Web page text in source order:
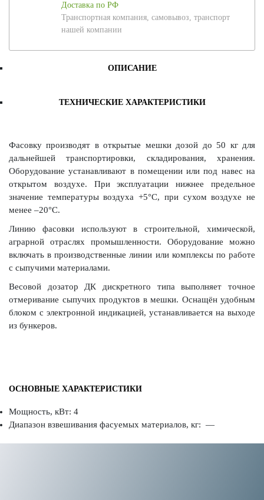
Доставка по РФ
Транспортная компания, самовывоз, транспорт
нашей компании
ОПИСАНИЕ
ТЕХНИЧЕСКИЕ ХАРАКТЕРИСТИКИ
Фасовку производят в открытые мешки дозой до 50 кг для
дальнейшей транспортировки, складирования, хранения.
Оборудование устанавливают в помещении или под навес на
открытом воздухе. При эксплуатации нижнее предельное
значение температуры воздуха +5°С, при сухом воздухе не
менее –20°С.
Линию фасовки используют в строительной, химической,
аграрной отраслях промышленности. Оборудование можно
включать в производственные линии или комплексы по работе
с сыпучими материалами.
Весовой дозатор ДК дискретного типа выполняет точное
отмеривание сыпучих продуктов в мешки. Оснащён удобным
блоком с электронной индикацией, устанавливается на выходе
из бункеров.
ОСНОВНЫЕ ХАРАКТЕРИСТИКИ
Мощность, кВт: 4
Диапазон взвешивания фасуемых материалов, кг: —